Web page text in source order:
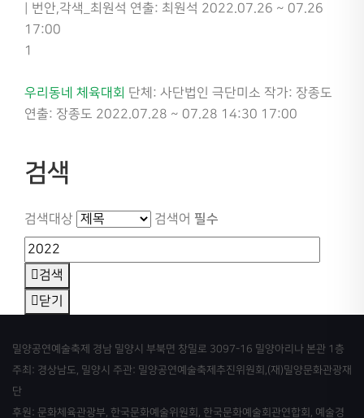
| 번안,각색_최원석 연출: 최원석 2022.07.26 ~ 07.26
17:00
1
우리동네 체육대회 단체: 사단법인 극단미소 작가: 장종도
연출: 장종도 2022.07.28 ~ 07.28 14:30 17:00
검색
검색대상 검색어 필수
검색
닫기
밀양공연예술축제 경남 밀양시 부북면 창밀로 3097-16 밀양아리나 본관 1층
주최: 경상남도, 밀양시 주관: 밀양공연예술축제추진위원회,(재)밀양문화관광재
단
후원: 문화체육관광부, 한국문화예술위원회, 한국문화예술회관연합회, 예술경